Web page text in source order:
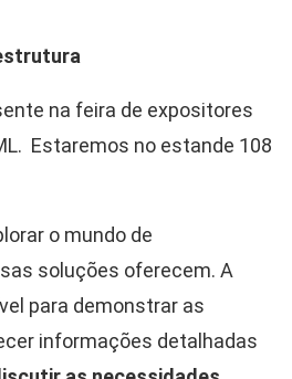
na feira de expositores
Estaremos no estande 108
o mundo de
soluções oferecem. A
para demonstrar as
informações detalhadas